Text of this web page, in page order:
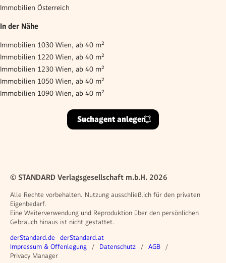
Immobilien Österreich
In der Nähe
Immobilien 1030 Wien, ab 40 m²
Immobilien 1220 Wien, ab 40 m²
Immobilien 1230 Wien, ab 40 m²
Immobilien 1050 Wien, ab 40 m²
Immobilien 1090 Wien, ab 40 m²
Suchagent anlegen
© STANDARD Verlagsgesellschaft m.b.H. 2026
Alle Rechte vorbehalten. Nutzung ausschließlich für den privaten
Eigenbedarf.
Eine Weiterverwendung und Reproduktion über den persönlichen
Gebrauch hinaus ist nicht gestattet.
Weitere Angebote
derStandard.de derStandard.at
Rechtliches
Impressum & Offenlegung Datenschutz
AGB
Privacy Manager